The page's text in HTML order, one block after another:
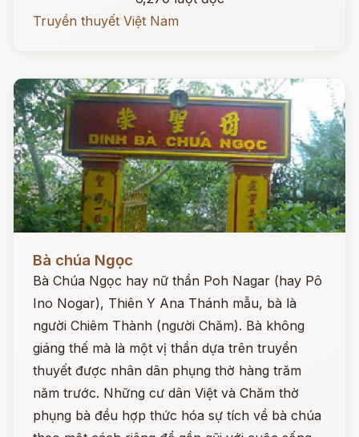
Truyền thuyết Việt Nam
Bà chúa Ngọc
Bà Chúa Ngọc hay nữ thần Poh Nagar (hay Pô
Ino Nogar), Thiên Y Ana Thánh mẫu, bà là
người Chiêm Thành (người Chăm). Bà không
giáng thế mà là một vị thần dựa trên truyền
thuyết được nhân dân phụng thờ hàng trăm
năm trước. Những cư dân Việt và Chăm thờ
phụng bà đều hợp thức hóa sự tích về bà chúa